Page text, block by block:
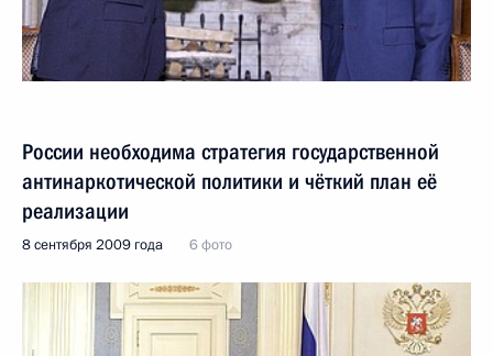
России необходима стратегия государственной
антинаркотической политики и чёткий план её
реализации
8 сентября 2009 года 6 фото